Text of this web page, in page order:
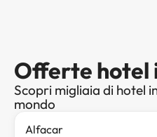
Offerte hotel
Scopri migliaia di hotel
mondo